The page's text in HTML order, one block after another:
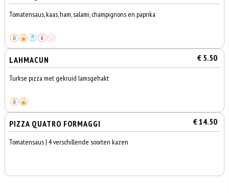
Tomatensaus, kaas, ham, salami, champignons en paprika
LAHMACUN € 5.50
Turkse pizza met gekruid lamsgehakt
PIZZA QUATRO FORMAGGI € 14.50
Tomatensaus | 4 verschillende soorten kazen